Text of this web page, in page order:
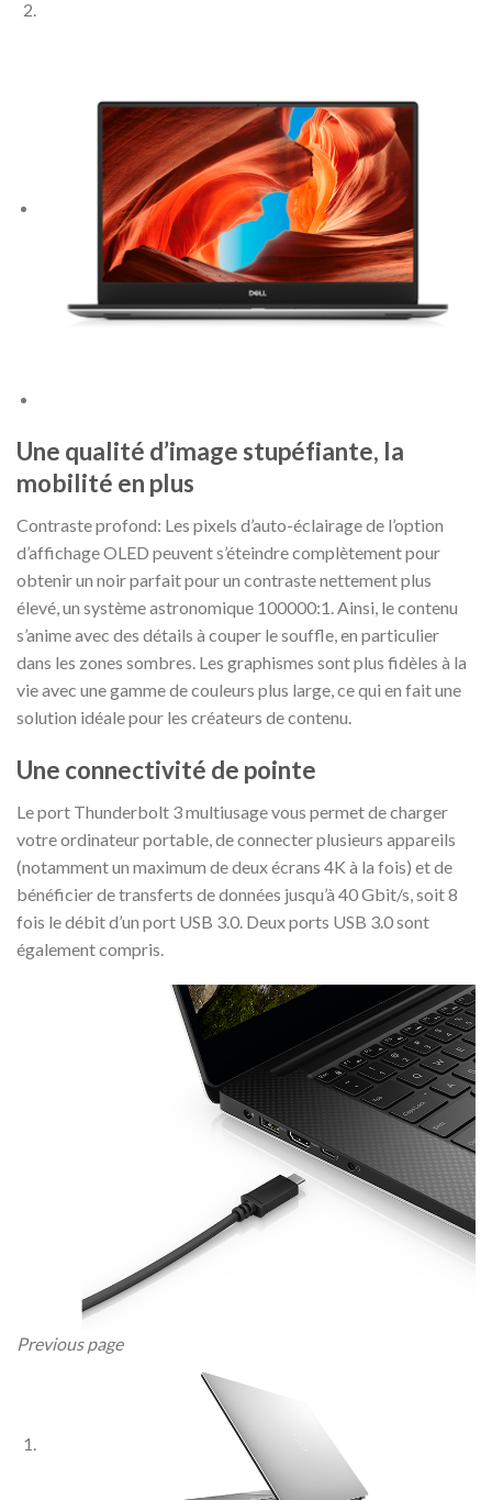
Une qualité d’image stupéfiante, la
mobilité en plus
Contraste profond: Les pixels d’auto-éclairage de l’option
d’affichage OLED peuvent s’éteindre complètement pour
obtenir un noir parfait pour un contraste nettement plus
élevé, un système astronomique 100000:1. Ainsi, le contenu
s’anime avec des détails à couper le souffle, en particulier
dans les zones sombres. Les graphismes sont plus fidèles à la
vie avec une gamme de couleurs plus large, ce qui en fait une
solution idéale pour les créateurs de contenu.
Une connectivité de pointe
Le port Thunderbolt 3 multiusage vous permet de charger
votre ordinateur portable, de connecter plusieurs appareils
(notamment un maximum de deux écrans 4K à la fois) et de
bénéficier de transferts de données jusqu’à 40 Gbit/s, soit 8
fois le débit d’un port USB 3.0. Deux ports USB 3.0 sont
également compris.
Previous page